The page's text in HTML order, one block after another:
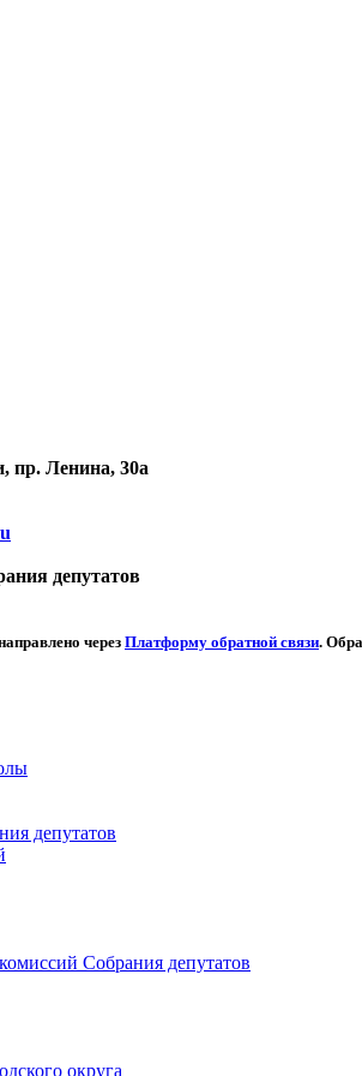
пр. Ленина, 30а
депутатов
через Платформу обратной связи.
депутатов
Собрания депутатов
округа